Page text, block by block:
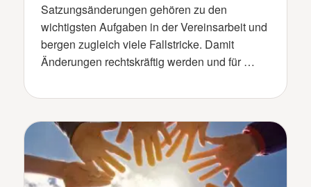
Satzungsänderungen gehören zu den
wichtigsten Aufgaben in der Vereinsarbeit und
bergen zugleich viele Fallstricke. Damit
Änderungen rechtskräftig werden und für …